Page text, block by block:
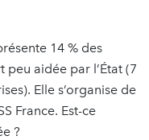
14 % des
peu aidée par l’État (7
Elle s’organise de
France. Est-ce
?